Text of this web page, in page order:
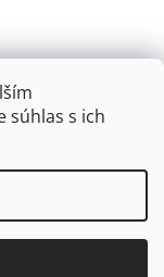
súhlas s ich
. Všetky práva